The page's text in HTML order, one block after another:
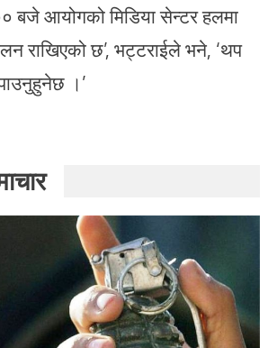
बजे आयोगको मिडिया सेन्टर हलमा
राखिएको छ’, भट्टराईले भने, ‘थप
।’